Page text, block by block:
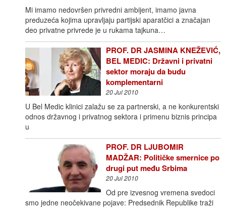
Mi imamo nedovršen privredni ambijent, imamo javna
preduzeća kojima upravljaju partijski aparatčici a značajan
deo privatne privrede je u rukama tajkuna…
PROF. DR JASMINA KNEŽEVIĆ,
BEL MEDIC: Državni i privatni
sektor moraju da budu
komplementarni
20 Jul 2010
U Bel Medic klinici zalažu se za partnerski, a ne konkurentski
odnos državnog i privatnog sektora i primenu biznis principa
u
PROF. DR LJUBOMIR
MADŽAR: Političke smernice po
drugi put među Srbima
20 Jul 2010
Od pre izvesnog vremena svedoci
smo jedne neočekivane pojave: Predsednik Republike traži